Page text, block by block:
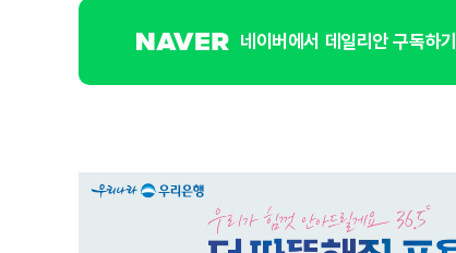
네이버에서 데일리안 구독하기